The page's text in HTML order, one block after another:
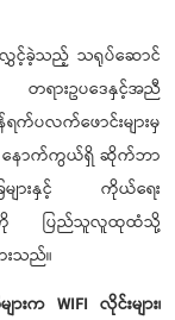
လွှင့်ခဲ့သည့် သရုပ်ဆောင်
တရားဥပဒေနှင့်အညီ
က်ပလက်ဖောင်းများမှ
၏ နောက်ကွယ်ရှိ ဆိုက်ဘာ
ေများနှင့် ကိုယ်ရေး
းကို ပြည်သူလူထုထံသို့
းသည်။
ားက WIFI လိုင်းများ၊